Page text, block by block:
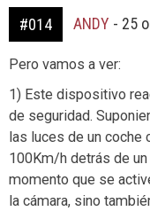
#014 ANDY - 25
Pero vamos a ver:
1) Este dispositivo
de seguridad.
las luces de un coche
100Km/h detrás de
momento que se
la cámara, sino